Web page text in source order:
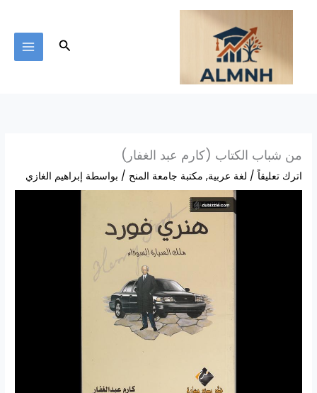
تخطي
البحث
من شباب الكتاب (كارم عبد الغفار)
اترك تعليقاً / لغة عربية, مكتبة جامعة المنح / بواسطة إبراهيم الغازي